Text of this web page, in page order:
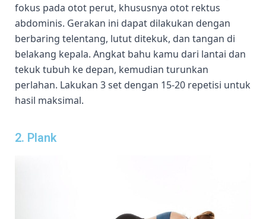
fokus pada otot perut, khususnya otot rektus
abdominis. Gerakan ini dapat dilakukan dengan
berbaring telentang, lutut ditekuk, dan tangan di
belakang kepala. Angkat bahu kamu dari lantai dan
tekuk tubuh ke depan, kemudian turunkan
perlahan. Lakukan 3 set dengan 15-20 repetisi untuk
hasil maksimal.
2. Plank